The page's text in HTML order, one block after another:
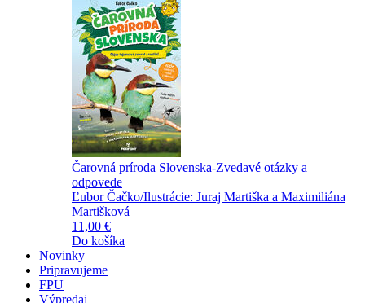
Čarovná príroda Slovenska-Zvedavé otázky a
odpovede
Ľubor Čačko/Ilustrácie: Juraj Martiška a Maximiliána
Martišková
11,00 €
Do košíka
Novinky
Pripravujeme
FPU
Výpredaj